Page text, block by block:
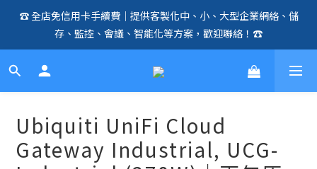
🛍️  全店免信用卡手續費、購物滿 HK$1000，即享免運優惠！
（SSD、HDD、UPS 除外）🛍️
☎️ 全店免信用卡手續費｜提供客製化中、小、大型企業網絡、儲
存、監控、會議、智能化等方案，歡迎聯絡！☎️
🛍️  全店免信用卡手續費、購物滿 HK$1000，即享免運優惠！
Ubiquiti UniFi Cloud
Gateway Industrial, UCG-